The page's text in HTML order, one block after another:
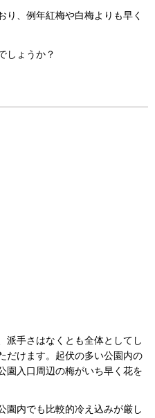
り、例年紅梅や白梅よりも早く
しょうか？
派手さはなくとも全体としてし
だけます。起伏の多い公園内の
園入口周辺の梅がいち早く花を
内でも比較的冷え込みが厳し